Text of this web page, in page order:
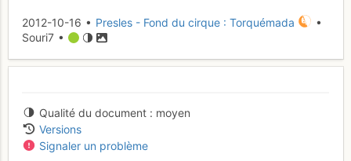
2012-10-16 • Presles - Fond du cirque : Torquémada
•
Souri7 •
Qualité du document
moyen
Versions
Signaler un problème